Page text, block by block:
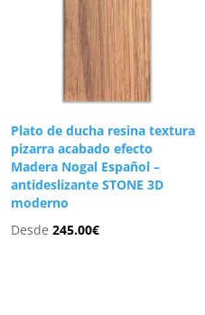
Plato de ducha resina textura
pizarra acabado efecto
Madera Nogal Español –
antideslizante STONE 3D
moderno
Desde 245.00€